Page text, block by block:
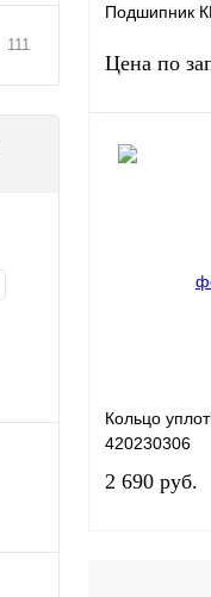
111
Подшипник
Цена по
В избранное
Кольцо
420230306
2 690 руб.